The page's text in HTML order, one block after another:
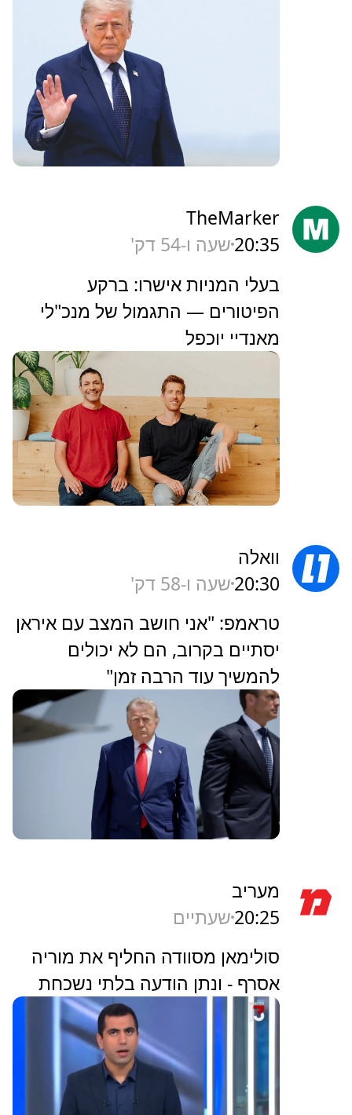
TheMarker
20:35שעה ו-54 דק'
‏בעלי המניות אישרו: ברקע
הפיטורים — התגמול של מנכ"לי
מאנדיי יוכפל
וואלה
20:30שעה ו-58 דק'
טראמפ: "אני חושב המצב עם איראן
יסתיים בקרוב, הם לא יכולים
להמשיך עוד הרבה זמן"
מעריב
20:25שעתיים
סולימאן מסוודה החליף את מוריה
אסרף - ונתן הודעה בלתי נשכחת